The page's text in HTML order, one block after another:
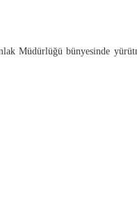
Müdürlüğü bünyesinde